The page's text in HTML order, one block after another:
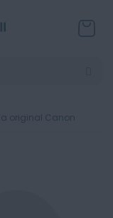
original Canon